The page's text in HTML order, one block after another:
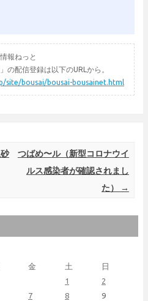
報ねっと
の配信登録は以下のURLから。
site/bousai/bousai-bousainet.html
つばめ〜ル（新型コロナウイ
ルス感染者が確認されまし
た）
→
金 土 日
1
2
7 8
9